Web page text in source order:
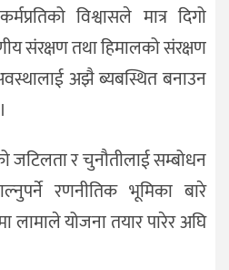
विश्वासले मात्र दिगो
संरक्षण तथा हिमालको संरक्षण
अझै ब्यबस्थित बनाउन
जटिलता र चुनौतीलाई सम्बोधन
रणनीतिक भूमिका बारे
लामाले योजना तयार पारेर अघि